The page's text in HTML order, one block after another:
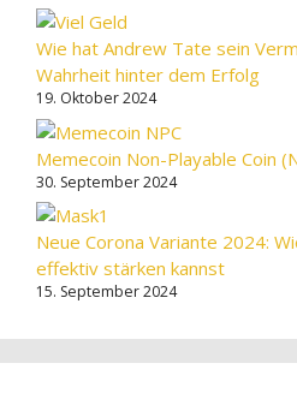
Wie hat Andrew Tate sein
Wahrheit hinter dem Erfolg
19. Oktober 2024
Memecoin Non-Playable Coin
30. September 2024
Neue Corona Variante 2024:
effektiv stärken kannst
15. September 2024